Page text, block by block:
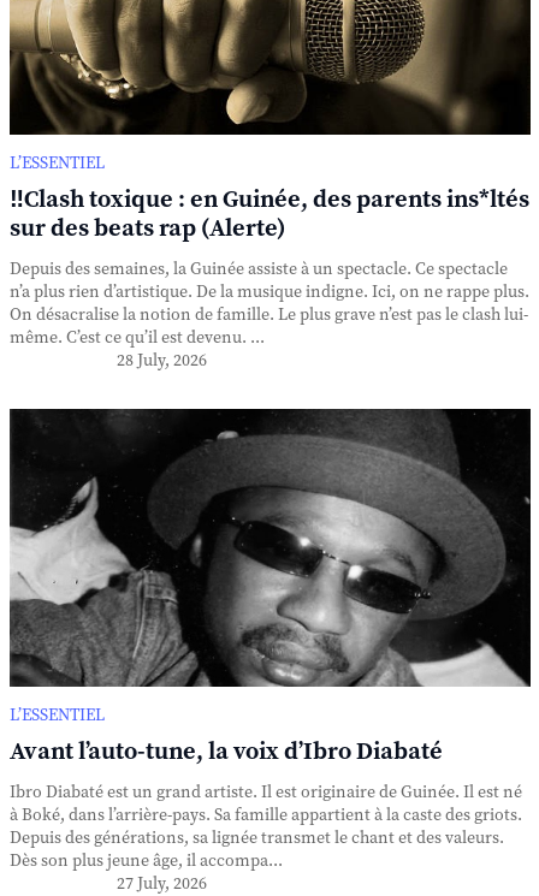
L’ESSENTIEL
‼️Clash toxique : en Guinée, des parents ins*ltés
sur des beats rap (Alerte)
Depuis des semaines, la Guinée assiste à un spectacle. Ce spectacle
n’a plus rien d’artistique. De la musique indigne. Ici, on ne rappe plus.
On désacralise la notion de famille. Le plus grave n’est pas le clash lui-
même. C’est ce qu’il est devenu. ...
28 July, 2026
L’ESSENTIEL
Avant l’auto-tune, la voix d’Ibro Diabaté
Ibro Diabaté est un grand artiste. Il est originaire de Guinée. Il est né
à Boké, dans l’arrière-pays. Sa famille appartient à la caste des griots.
Depuis des générations, sa lignée transmet le chant et des valeurs.
Dès son plus jeune âge, il accompa...
27 July, 2026